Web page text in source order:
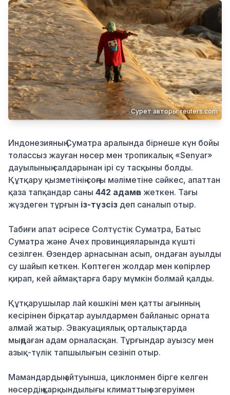
Оқиға
Спорт
Ауа райы
Денсаулық
Бизнес
Қылмыс
Сурет авторы: reuters.com
Индонезияның Суматра аралында бірнеше күн бойы
толассыз жауған нөсер мен тропикалық «Senyar»
дауылының салдарынан ірі су тасқыны болды.
Құтқару қызметінің соңғы мәліметіне сәйкес, апаттан
қаза тапқандар саны 442 адамға жеткен. Тағы
жүздеген тұрғын із-түзсіз деп саналып отыр.
Табиғи апат әсіресе Солтүстік Суматра, Батыс
Суматра және Ачех провинцияларында күшті
сезілген. Өзендер арнасынан асып, ондаған ауылды
су шайып кеткен. Көптеген жолдар мен көпірлер
қирап, кей аймақтарға бару мүмкін болмай қалды.
Құтқарушылар лай көшкіні мен қатты ағынның
кесірінен бірқатар ауылдармен байланыс орната
алмай жатыр. Эвакуациялық орталықтарда
мыңдаған адам орналасқан. Тұрғындар ауызсу мен
азық-түлік тапшылығын сезініп отыр.
Мамандардың айтуынша, циклонмен бірге келген
нөсердің қарқындылығы климаттың өзгеруімен